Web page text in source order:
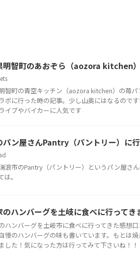
明智町のあおぞら（aozora kitchen
智町の青空キッチン（aozora kitchen）の苺
ボに行った時の記事。少し山奥にはなるので
イブやバイカーに人気です
パン屋さんPantry（パントリー）に行
浪市のPantry（パントリー）というパン屋さ
は。
のハンバーグを土岐に食べに行ってき
ハンバーグを土岐市に食べに行ってきた感想
慢のハンバーグの味も書いています。もとは
した！気になった方は行ってみて下さいね！！